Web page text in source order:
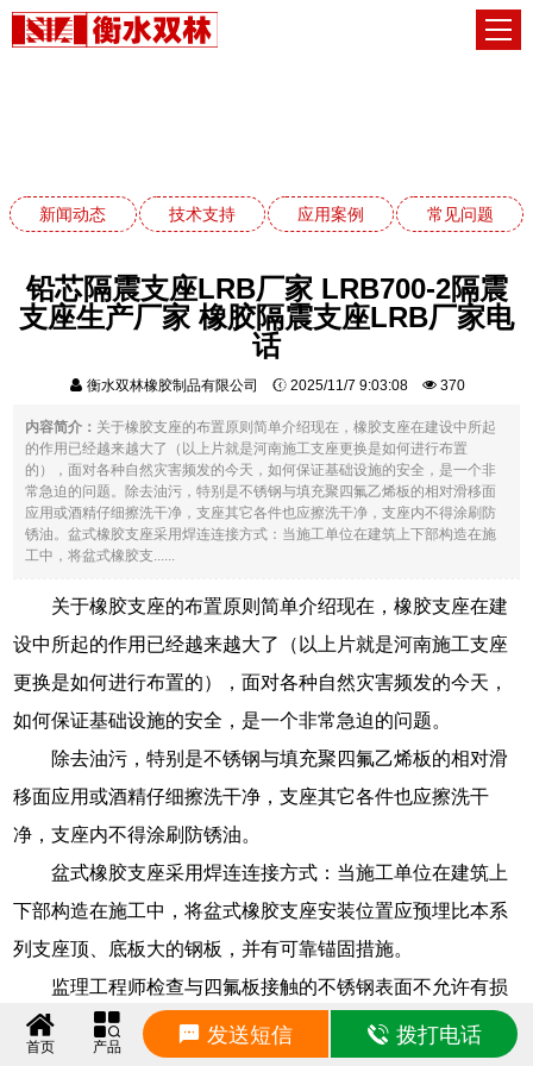
新闻动态 技术支持 应用案例 常见问题
铅芯隔震支座LRB厂家 LRB700-2隔震
支座生产厂家 橡胶隔震支座LRB厂家电
话
衡水双林橡胶制品有限公司 2025/11/7 9:03:08 370
内容简介： 关于橡胶支座的布置原则简单介绍现在，橡胶支座在建设中所起
的作用已经越来越大了（以上片就是河南施工支座更换是如何进行布置
的），面对各种自然灾害频发的今天，如何保证基础设施的安全，是一个非
常急迫的问题。除去油污，特别是不锈钢与填充聚四氟乙烯板的相对滑移面
应用或酒精仔细擦洗干净，支座其它各件也应擦洗干净，支座内不得涂刷防
锈油。盆式橡胶支座采用焊连连接方式：当施工单位在建筑上下部构造在施
工中，将盆式橡胶支......
关于橡胶支座的布置原则简单介绍现在，橡胶支座在建
设中所起的作用已经越来越大了（以上片就是河南施工支座
更换是如何进行布置的），面对各种自然灾害频发的今天，
如何保证基础设施的安全，是一个非常急迫的问题。
除去油污，特别是不锈钢与填充聚四氟乙烯板的相对滑
移面应用或酒精仔细擦洗干净，支座其它各件也应擦洗干
净，支座内不得涂刷防锈油。
盆式橡胶支座采用焊连连接方式：当施工单位在建筑上
下部构造在施工中，将盆式橡胶支座安装位置应预埋比本系
列支座顶、底板大的钢板，并有可靠锚固措施。
监理工程师检查与四氟板接触的不锈钢表面不允许有损
伤、拉毛现象，以免增大摩擦系数及损坏四氟板，并要求用
首页 产品 发送短信 拨打电话